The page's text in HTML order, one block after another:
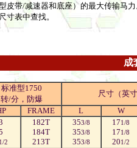
皮带/减速器和底座）的最大传输马力
寸表中查找。
成
标准型1750
转/分，防爆
尺寸（英
FRAME L W
1/2
182T
184T
213T
353/8
353/8
353/8
171/8
171/8
201/2